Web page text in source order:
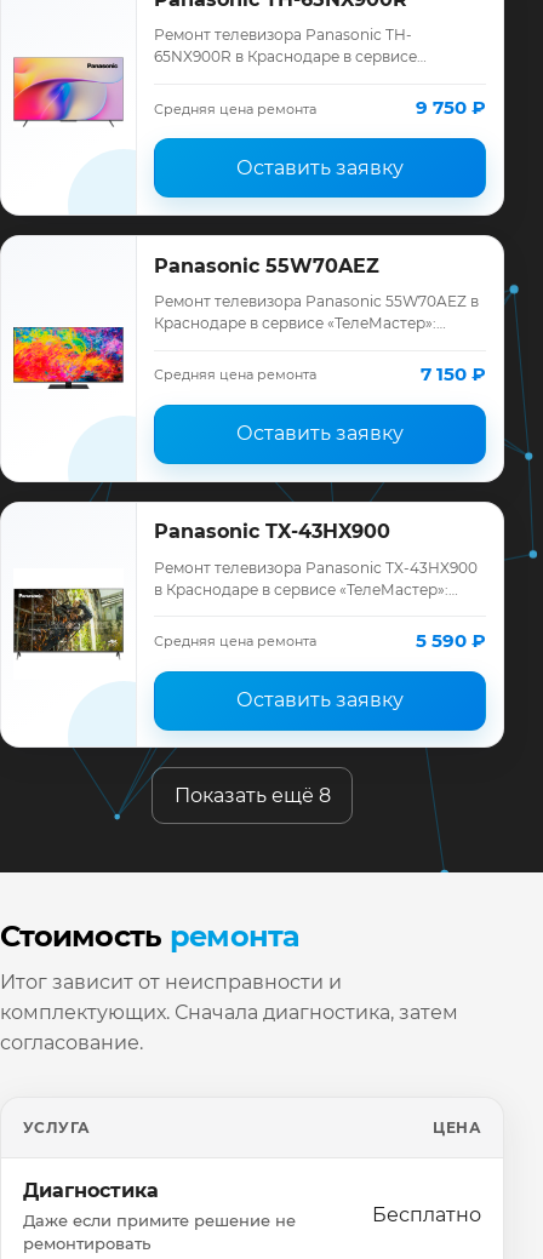
Ремонт телевизора Panasonic TH-
65NX900R в Краснодаре в сервисе
Panasonic, смета до ремонта, запчасти и
гарантия до 12 мес…
Средняя цена ремонта 9 750 ₽
Оставить заявку
Panasonic 55W70AEZ
Ремонт телевизора Panasonic 55W70AEZ в
Краснодаре в сервисе «ТелеМастер»:
ремонта, запчасти и гарантия до 12
Средняя цена ремонта 7 150 ₽
Оставить заявку
Panasonic TX-43HX900
Ремонт телевизора Panasonic TX-43HX900
в Краснодаре в сервисе «ТелеМастер»:
ремонта, запчасти и гарантия до 12 меся…
Средняя цена ремонта 5 590 ₽
Оставить заявку
Показать ещё 8
Стоимость ремонта
Итог зависит от неисправности и
комплектующих. Сначала диагностика, затем
согласование.
УСЛУГА ЦЕНА
Диагностика
Даже если примите решение не
ремонтировать
Бесплатно